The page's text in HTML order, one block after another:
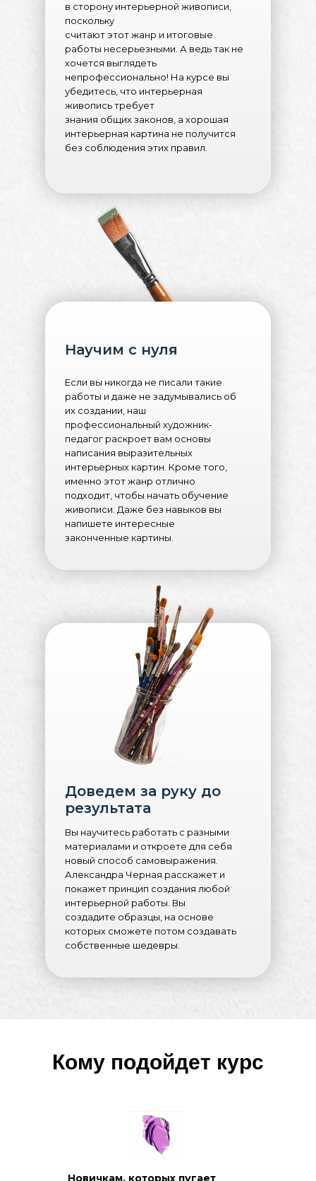
в сторону интерьерной живописи,
поскольку
считают этот жанр и итоговые
работы несерьезными. А ведь так не
хочется выглядеть
непрофессионально! На курсе вы
убедитесь, что интерьерная
живопись требует
знания общих законов, а хорошая
интерьерная картина не получится
без соблюдения этих правил.
Научим с нуля
Если вы никогда не писали такие
работы и даже не задумывались об
их создании, наш
профессиональный художник-
педагог раскроет вам основы
написания выразительных
интерьерных картин. Кроме того,
именно этот жанр отлично
подходит, чтобы начать обучение
живописи. Даже без навыков вы
напишете интересные
законченные картины.
Доведем за руку до
результата
Вы научитесь работать с разными
материалами и откроете для себя
новый способ самовыражения.
Александра Черная расскажет и
покажет принцип создания любой
интерьерной работы. Вы
создадите образцы, на основе
которых сможете потом создавать
собственные шедевры.
Кому подойдет курс
Новичкам, которых пугает